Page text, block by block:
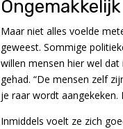
Maar niet alles voelde
geweest. Sommige
willen mensen hier wel
gehad. “De mensen zelf
je raar wordt aangekeken.
Inmiddels voelt ze zich